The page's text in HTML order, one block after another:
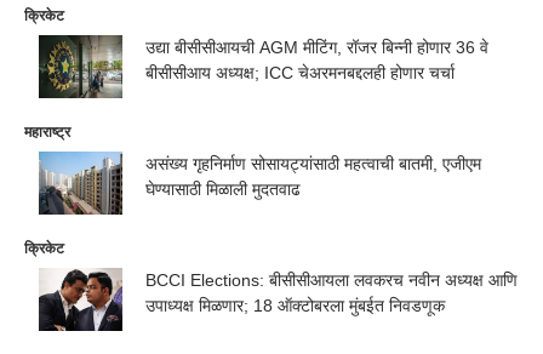
क्रिकेट
उद्या बीसीसीआयची AGM मीटिंग, रॉजर बिन्नी होणार 36 वे
बीसीसीआय अध्यक्ष; ICC चेअरमनबद्दलही होणार चर्चा
महाराष्ट्र
असंख्य गृहनिर्माण सोसायट्यांसाठी महत्वाची बातमी, एजीएम
घेण्यासाठी मिळाली मुदतवाढ
क्रिकेट
BCCI Elections: बीसीसीआयला लवकरच नवीन अध्यक्ष आणि
उपाध्यक्ष मिळणार; 18 ऑक्टोबरला मुंबईत निवडणूक